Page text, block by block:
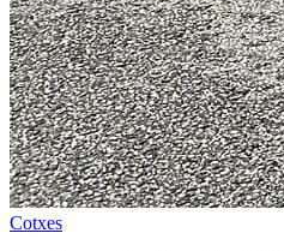
Cotxes